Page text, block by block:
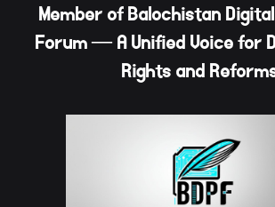
Member of Balochistan
Forum — A Unified Voice for
Rights and